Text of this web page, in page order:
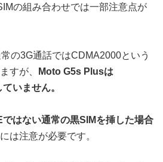
の組み合わせでは一部注意点が
の3G通話ではCDMA2000という
すが、
Moto G5s Plusは
いません。
はない通常の黒SIMを挿した場合
は注意が必要です。